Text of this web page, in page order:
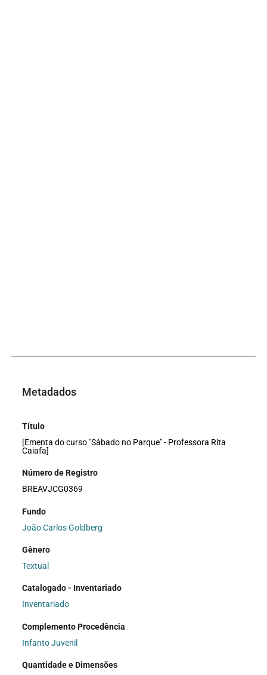
Metadados
Título
[Ementa do curso "Sábado no Parque" - Professora Rita
Caiafa]
Número de Registro
BREAVJCG0369
Fundo
João Carlos Goldberg
Gênero
Textual
Catalogado - Inventariado
Inventariado
Complemento Procedência
Infanto Juvenil
Quantidade e Dimensões